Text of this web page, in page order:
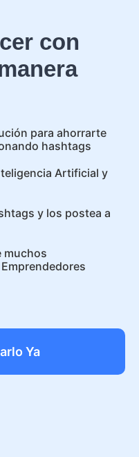
con
para ahorrarte
hashtags
Artificial y
y los postea a
muchos
Ya